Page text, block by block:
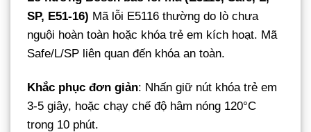
SP, E51-16) Mã lỗi E5116 thường do lò chưa
nguội hoàn toàn hoặc khóa trẻ em kích hoạt. Mã
Safe/L/SP liên quan đến khóa an toàn.
Khắc phục đơn giản: Nhấn giữ nút khóa trẻ em
3-5 giây, hoặc chạy chế độ hâm nóng 120°C
trong 10 phút.